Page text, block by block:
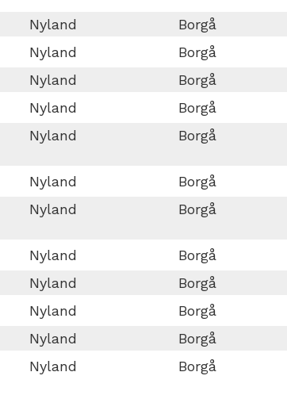
Nyland Borgå
Nyland Borgå
Nyland Borgå
Nyland Borgå
Nyland Borgå
Nyland Borgå
Nyland Borgå
Nyland Borgå
Nyland Borgå
Nyland Borgå
Nyland Borgå
Nyland Borgå